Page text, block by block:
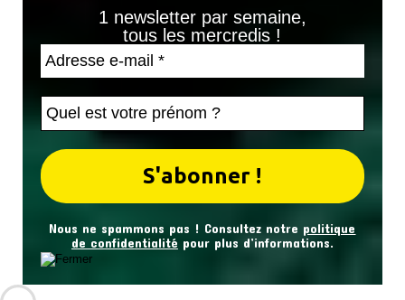
1 newsletter par semaine,
tous les mercredis !
Nous ne spammons pas ! Consultez notre politique
de confidentialité pour plus d’informations.